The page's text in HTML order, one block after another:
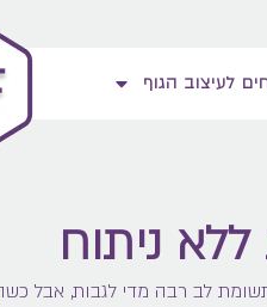
לעיצוב הגוף
ניתוח
לב רבה מדי לגבות, אבל